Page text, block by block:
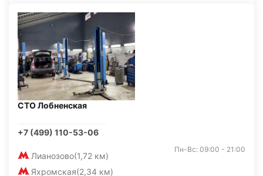
СТО Лобненская
+7 (499) 110-53-06
Лианозово(1,72 км)
Яхромская(2,34 км)
Пн-Вс: 09:00 - 21:00